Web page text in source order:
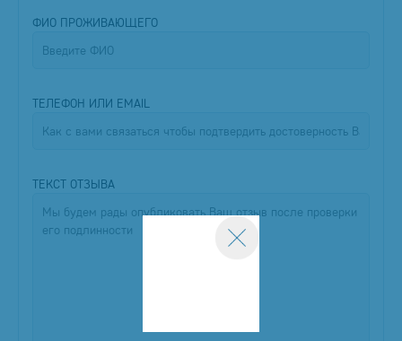
ФИО ПРОЖИВАЮЩЕГО
ТЕЛЕФОН ИЛИ EMAIL
ТЕКСТ ОТЗЫВА